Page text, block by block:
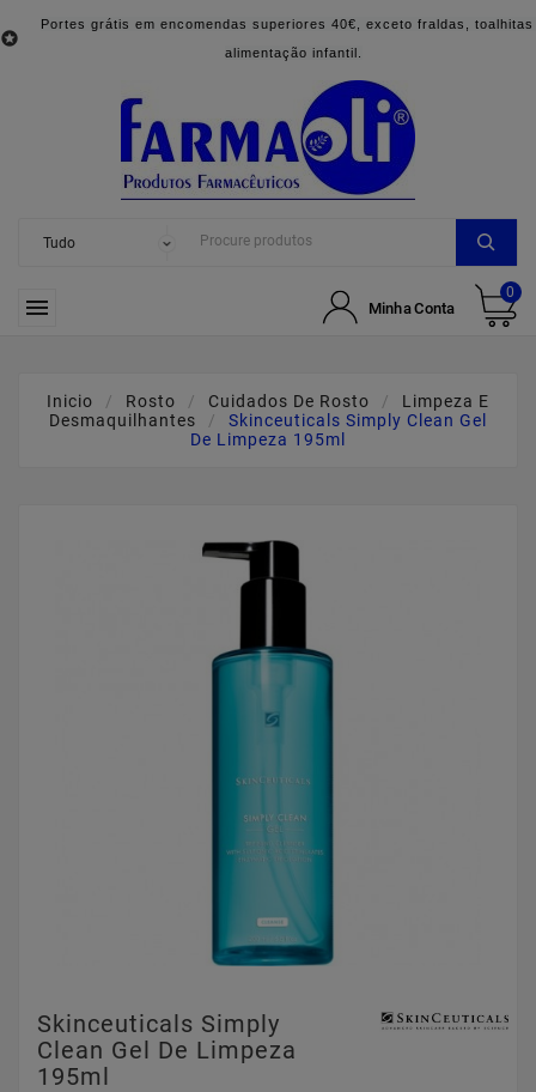

Portes grátis em encomendas superiores 40€, exceto fraldas, toalhitas
alimentação infantil.
 Minha Conta
0
Inicio Rosto Cuidados De Rosto
Limpeza E
Desmaquilhantes
Skinceuticals Simply Clean Gel
De Limpeza 195ml
Skinceuticals Simply
Clean Gel De Limpeza
195ml